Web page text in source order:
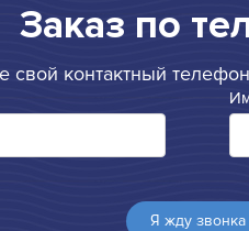
Заказ по
свой контактный
Я жду звонка